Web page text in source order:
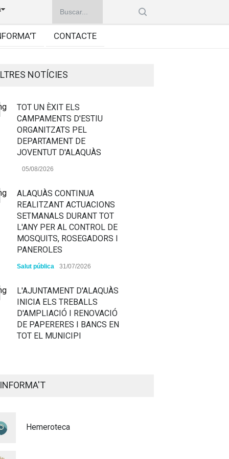
CONTACTE
NOTÍCIES
TOT UN ÈXIT ELS
CAMPAMENTS D'ESTIU
ORGANITZATS PEL
DEPARTAMENT DE
JOVENTUT D'ALAQUÀS
05/08/2026
ALAQUÀS CONTINUA
REALITZANT ACTUACIONS
SETMANALS DURANT TOT
L'ANY PER AL CONTROL DE
MOSQUITS, ROSEGADORS I
PANEROLES
Salut pública 31/07/2026
L'AJUNTAMENT D'ALAQUÀS
INICIA ELS TREBALLS
D'AMPLIACIÓ I RENOVACIÓ
DE PAPERERES I BANCS EN
TOT EL MUNICIPI
SENYALITZACIÓ
Policia 29/07/2026
Hemeroteca